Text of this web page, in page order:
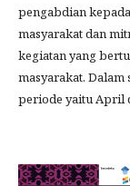
pengabdian
masyarakat dan
kegiatan yang
masyarakat.
periode yaitu April